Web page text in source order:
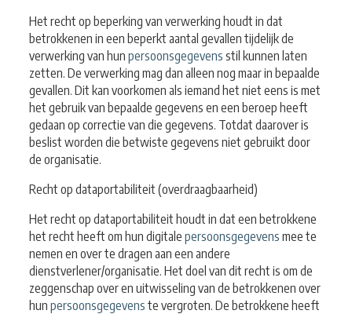
Het recht op beperking van verwerking houdt in dat
betrokkenen in een beperkt aantal gevallen tijdelijk de
verwerking van hun persoonsgegevens stil kunnen laten
zetten. De verwerking mag dan alleen nog maar in bepaalde
gevallen. Dit kan voorkomen als iemand het niet eens is met
het gebruik van bepaalde gegevens en een beroep heeft
gedaan op correctie van die gegevens. Totdat daarover is
beslist worden die betwiste gegevens niet gebruikt door
de organisatie.
Recht op dataportabiliteit (overdraagbaarheid)
Het recht op dataportabiliteit houdt in dat een betrokkene
het recht heeft om hun digitale persoonsgegevens mee te
nemen en over te dragen aan een andere
dienstverlener/organisatie. Het doel van dit recht is om de
zeggenschap over en uitwisseling van de betrokkenen over
hun persoonsgegevens te vergroten. De betrokkene heeft